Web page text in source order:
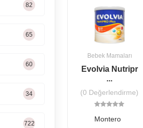
Bebek Mamaları
Evolvia Nutripr
...
(0 Değerlendirme)
Montero
82
65
60
34
722